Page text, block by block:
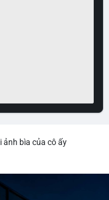
ảnh bìa của cô ấy